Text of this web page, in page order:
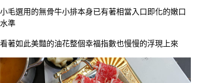
小毛選用的無骨牛小排本身已有著相當入口即化的嫩口
水準
看著如此美豔的油花整個幸福指數也慢慢的浮現上來